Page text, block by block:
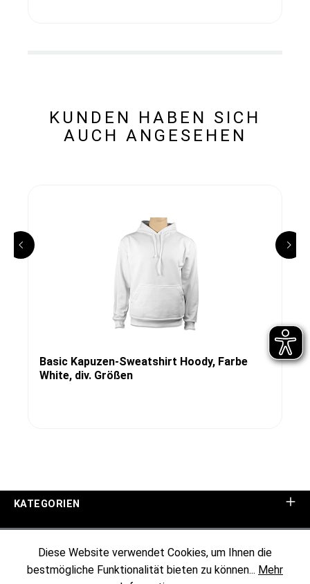
KUNDEN HABEN SICH
AUCH ANGESEHEN
Basic Kapuzen-Sweatshirt Hoody, Farbe
White, div. Größen
KATEGORIEN
KUNDENINFORMATIONEN
Diese Website verwendet Cookies, um Ihnen die
bestmögliche Funktionalität bieten zu können... Mehr